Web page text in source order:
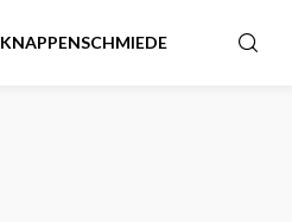
KNAPPENSCHMIEDE